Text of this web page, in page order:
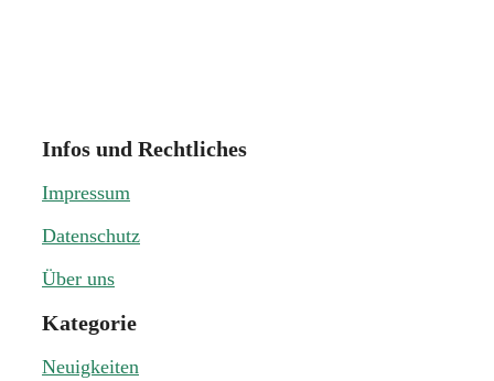
Infos und Rechtliches
Impressum
Datenschutz
Über uns
Kategorie
Neuigkeiten